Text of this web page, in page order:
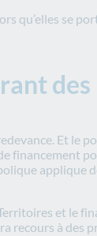
qu’elles se
Et le
financement
applique
et le
recours à des